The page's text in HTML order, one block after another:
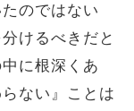
のではない
けるべきだと
に根深くあ
ない』ことは